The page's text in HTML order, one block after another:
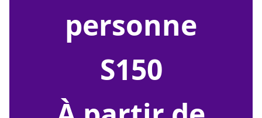
personne
S150